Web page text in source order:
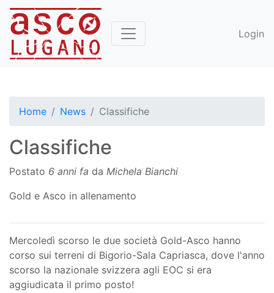
Login
Home News Classifiche
Classifiche
Postato 6 anni fa da Michela Bianchi
Gold e Asco in allenamento
Mercoledì scorso le due società Gold-Asco hanno
corso sui terreni di Bigorio-Sala Capriasca, dove l'anno
scorso la nazionale svizzera agli EOC si era
aggiudicata il primo posto!